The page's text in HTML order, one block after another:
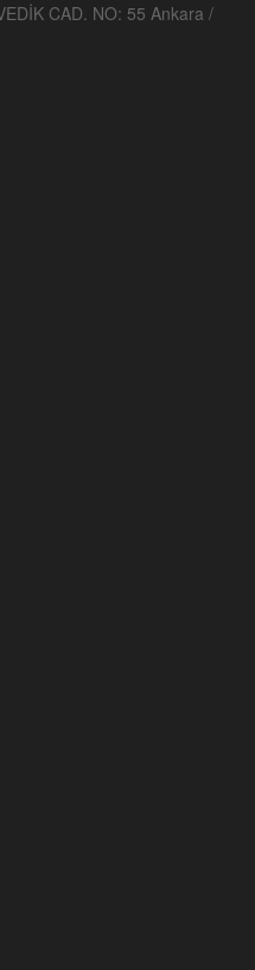
CAD. NO: 55 Ankara /